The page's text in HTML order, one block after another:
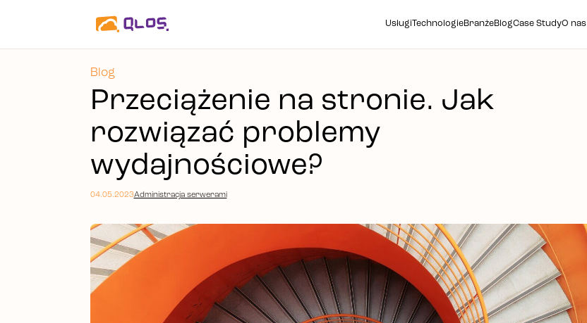
Usługi TechnologieBranżeBlogCase StudyO nas
Blog
Przeciążenie na stronie. Jak
rozwiązać problemy
wydajnościowe?
04.05.2023Administracja serwerami